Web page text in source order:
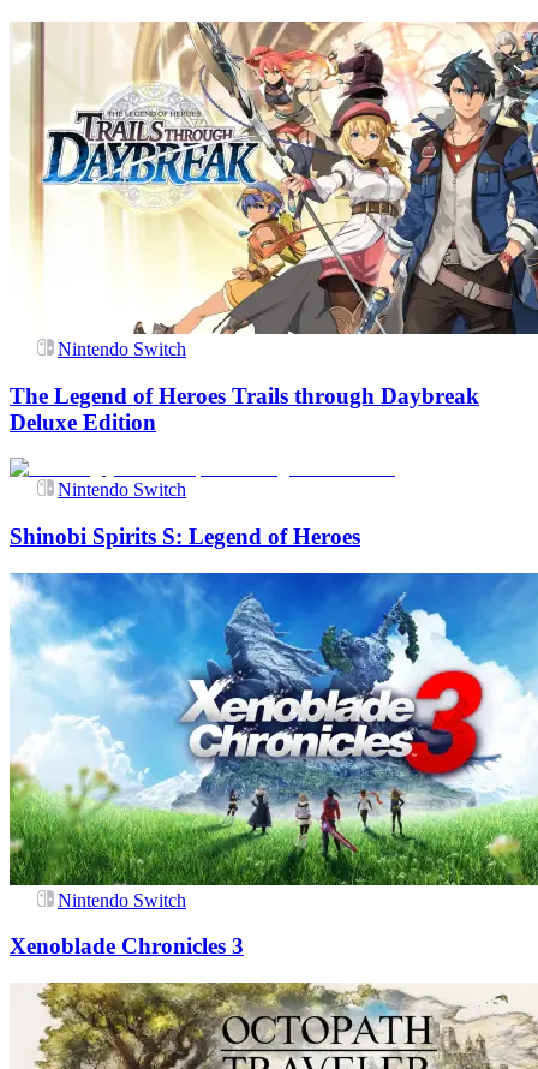
Nintendo Switch
The Legend of Heroes Trails through Daybreak
Deluxe Edition
Nintendo Switch
Shinobi Spirits S: Legend of Heroes
Nintendo Switch
Xenoblade Chronicles 3